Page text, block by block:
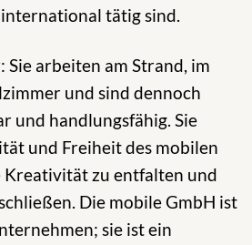
tätig sind.
Sie arbeiten am Strand, im
und sind dennoch
und handlungsfähig. Sie
und Freiheit des mobilen
Kreativität zu entfalten und
Die mobile GmbH ist
sie ist ein